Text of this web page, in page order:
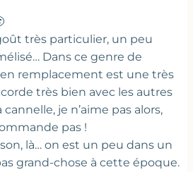
très particulier, un peu
Dans ce genre de
en remplacement est une très
très bien avec les autres
je n’aime pas alors,
pas !
là… on est un peu dans un
grand-chose à cette époque.